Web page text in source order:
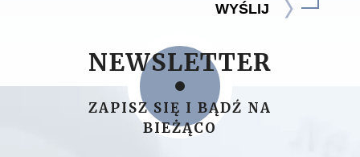
WYŚLIJ
NEWSLETTER
ZAPISZ SIĘ I BĄDŹ NA
BIEŻĄCO